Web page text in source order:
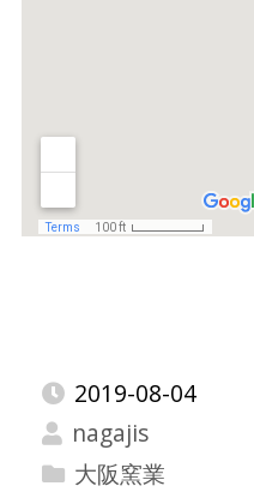
2019-08-04
nagajis
大阪窯業